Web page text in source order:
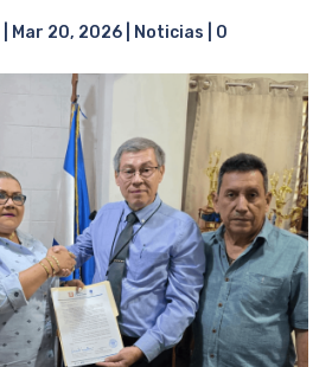
Mar 20, 2026 Noticias
0